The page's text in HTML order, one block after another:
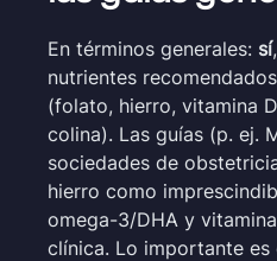
En términos generales: sí
nutrientes
(folato, hierro, vitamina
colina). Las guías (p. ej.
sociedades de
hierro como
omega-3/DHA y
clínica. Lo importante